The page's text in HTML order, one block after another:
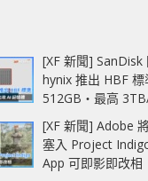
[XF 新聞] SanDisk
hynix 推出 HBF
512GB‧最高
AI 記憶體
[XF 新聞] Adobe
塞入 Project
App 可即影即改相